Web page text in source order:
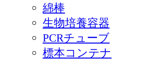
綿棒
生物培養容器
PCRチューブ
標本コンテナ